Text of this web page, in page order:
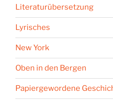
Literaturübersetzung
Lyrisches
New York
Oben in den Bergen
Papiergewordene